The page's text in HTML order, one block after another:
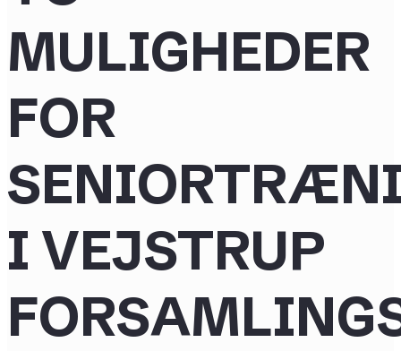
MULIGHEDER
FOR
I VEJSTRUP